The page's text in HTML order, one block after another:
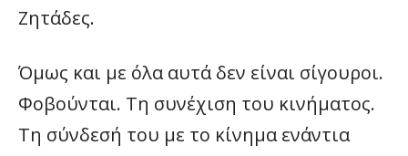
Ζητάδες.
Όμως και με όλα αυτά δεν είναι σίγουροι.
Φοβούνται. Τη συνέχιση του κινήματος.
Τη σύνδεσή του με το κίνημα ενάντια